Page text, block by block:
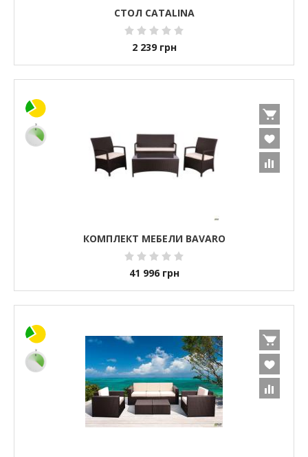
СТОЛ CATALINA
2 239 грн
КОМПЛЕКТ МЕБЕЛИ BAVARO
41 996 грн